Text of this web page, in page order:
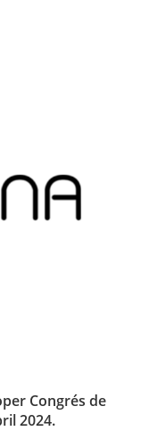
Congrés de
2024.